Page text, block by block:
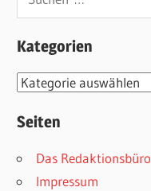
nach:
Kategorien
Kategorien
Seiten
Das Redaktionsbüro
Impressum